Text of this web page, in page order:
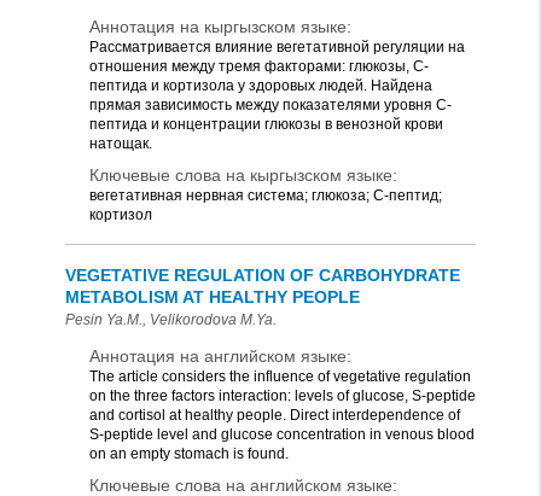
Аннотация на кыргызском языке:
Рассматривается влияние вегетативной регуляции на
отношения между тремя факторами: глюкозы, С-
пептида и кортизола у здоровых людей. Найдена
прямая зависимость между показателями уровня С-
пептида и концентрации глюкозы в венозной крови
натощак.
Ключевые слова на кыргызском языке:
вегетативная нервная система; глюкоза; С-пептид;
кортизол
VEGETATIVE REGULATION OF CARBOHYDRATE
METABOLISM AT HEALTHY PEOPLE
Pesin Ya.M., Velikorodova M.Ya.
Аннотация на английском языке:
The article considers the influence of vegetative regulation
on the three factors interaction: levels of glucose, S-peptide
and cortisol at healthy people. Direct interdependence of
S-peptide level and glucose concentration in venous blood
on an empty stomach is found.
Ключевые слова на английском языке: